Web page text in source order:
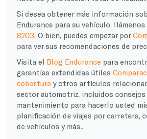
Si desea obtener más información
Endurance para su vehículo, llámenos
8203. O bien, puedes empezar por
para ver sus recomendaciones de
Visita el Blog Endurance para
garantías extendidas útiles
coberturay otros artículos
sector automotriz, incluidos consejos
mantenimiento para hacerlo usted
planificación de viajes por carretera,
de vehículos y más..